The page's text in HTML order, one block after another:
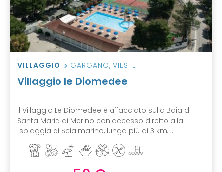
VILLAGGIO GARGANO, VIESTE
Villaggio le Diomedee
Il Villaggio Le Diomedee è affacciato sulla Baia di
Santa Maria di Merino con accesso diretto alla
spiaggia di Scialmarino, lunga più di 3 km. ...